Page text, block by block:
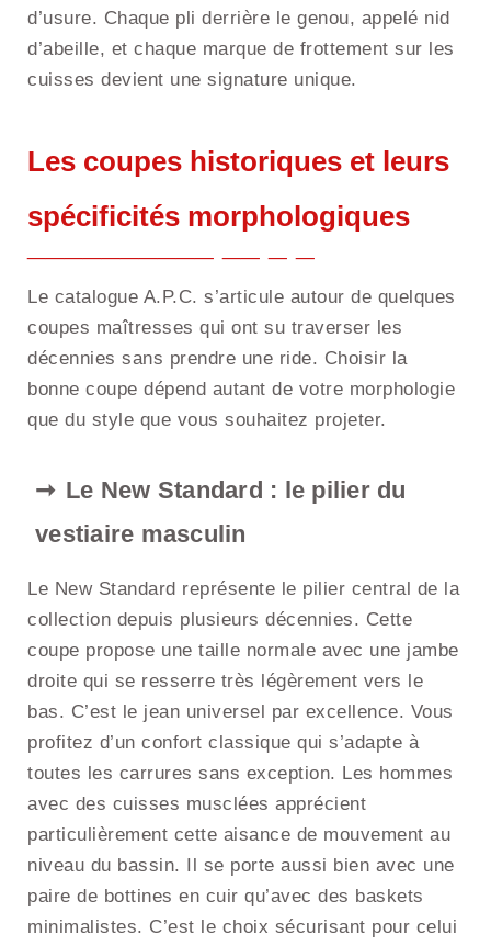
d’usure. Chaque pli derrière le genou, appelé nid
d’abeille, et chaque marque de frottement sur les
cuisses devient une signature unique.
Les coupes historiques et leurs
spécificités morphologiques
Le catalogue A.P.C. s’articule autour de quelques
coupes maîtresses qui ont su traverser les
décennies sans prendre une ride. Choisir la
bonne coupe dépend autant de votre morphologie
que du style que vous souhaitez projeter.
Le New Standard : le pilier du
vestiaire masculin
Le New Standard représente le pilier central de la
collection depuis plusieurs décennies. Cette
coupe propose une taille normale avec une jambe
droite qui se resserre très légèrement vers le
bas. C’est le jean universel par excellence. Vous
profitez d’un confort classique qui s’adapte à
toutes les carrures sans exception. Les hommes
avec des cuisses musclées apprécient
particulièrement cette aisance de mouvement au
niveau du bassin. Il se porte aussi bien avec une
paire de bottines en cuir qu’avec des baskets
minimalistes. C’est le choix sécurisant pour celui